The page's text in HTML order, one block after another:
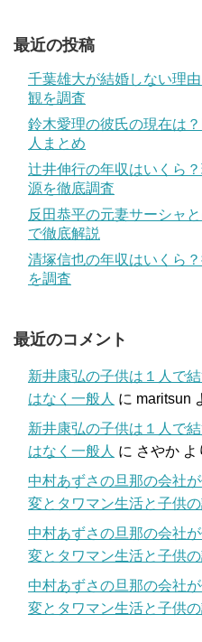
最近の投稿
千葉雄大が結婚しない理
観を調査
鈴木愛理の彼氏の現在は
人まとめ
辻井伸行の年収はいくら
源を徹底調査
反田恭平の元妻サーシャ
で徹底解説
清塚信也の年収はいくら
を調査
最近のコメント
新井康弘の子供は１人で
はなく一般人 に maritsun
新井康弘の子供は１人で
はなく一般人 に さやか よ
中村あずさの旦那の会社
変とタワマン生活と子供
中村あずさの旦那の会社
変とタワマン生活と子供
中村あずさの旦那の会社
変とタワマン生活と子供